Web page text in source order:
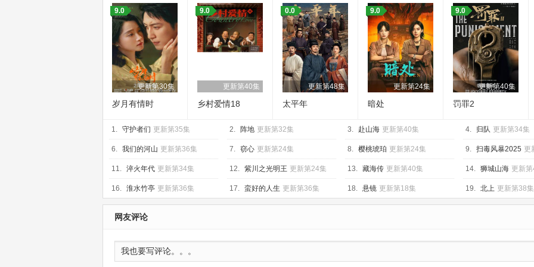
更新第30集
9.0
岁月有情时
更新第40集
9.0
乡村爱情18
更新第48集
0.0
太平年
更新第24集
9.0
暗处
更新第40集
9.0
罚罪2
1. 守护者们 更新第35集 2. 阵地 更新第32集 3. 赴山海 更新第40集 4. 归队 更新第34集
6. 我们的河山 更新第36集 7. 窃心 更新第24集 8. 樱桃琥珀 更新第24集 9. 扫毒风暴2025 更
11. 淬火年代 更新第34集 12. 紫川之光明王 更新第24集 13. 藏海传 更新第40集 14. 狮城山海 更新
16. 淮水竹亭 更新第36集 17. 蛮好的人生 更新第36集 18. 悬镜 更新第18集 19. 北上 更新第38集
网友评论